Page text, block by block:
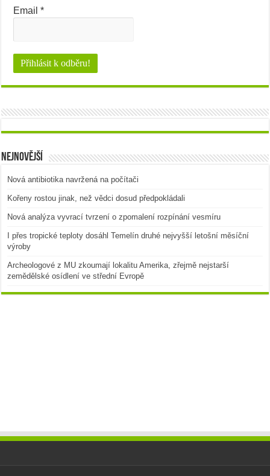
Email*
Nejnovější
Nová antibiotika navržená na počítači
Kořeny rostou jinak, než vědci dosud předpokládali
Nová analýza vyvrací tvrzení o zpomalení rozpínání vesmíru
I přes tropické teploty dosáhl Temelín druhé nejvyšší letošní měsíční
výroby
Archeologové z MU zkoumají lokalitu Amerika, zřejmě nejstarší
zemědělské osídlení ve střední Evropě